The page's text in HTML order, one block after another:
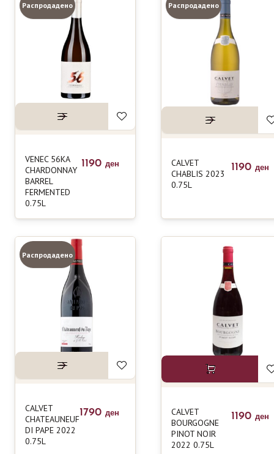
Распродадено
VENEC 56KA
CHARDONNAY
BARREL
FERMENTED
0.75L
1190 ден
Распродадено
CALVET
CHABLIS 2023
0.75L
1190 ден
Распродадено
CALVET
CHATEAUNEUF
DI PAPE 2022
0.75L
1790 ден
CALVET
BOURGOGNE
PINOT NOIR
2022 0.75L
1190 ден